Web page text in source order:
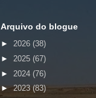
Arquivo do blogue
► 2026 (38)
► 2025 (67)
► 2024 (76)
►2023(83)